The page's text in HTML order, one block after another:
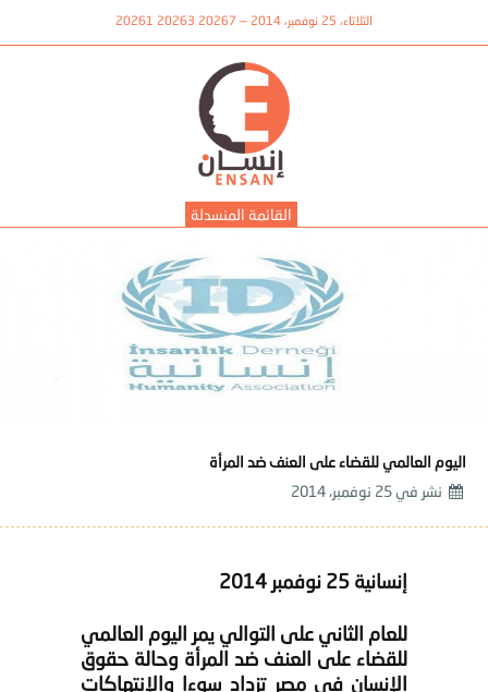
الثلاثاء، 25 نوفمبر، 2014 — 20267 20263 20261
القائمة المنسدلة
اليوم العالمي للقضاء على العنف ضد المرأة
نشر في 25 نوفمبر، 2014
إنسانية 25 نوفمبر 2014
للعام الثاني على التوالي يمر اليوم العالمي
للقضاء على العنف ضد المرأة وحالة حقوق
الإنسان في مصر تزداد سوءا والإنتهاكات